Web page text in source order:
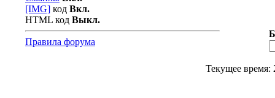
[IMG] код Вкл.
HTML код Выкл.
Правила форума
Текущее время: